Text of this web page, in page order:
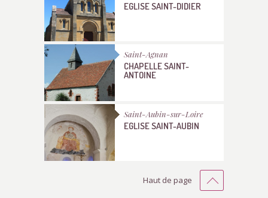
EGLISE SAINT-DIDIER
Saint-Agnan
CHAPELLE SAINT-
ANTOINE
Saint-Aubin-sur-Loire
EGLISE SAINT-AUBIN
Haut de page